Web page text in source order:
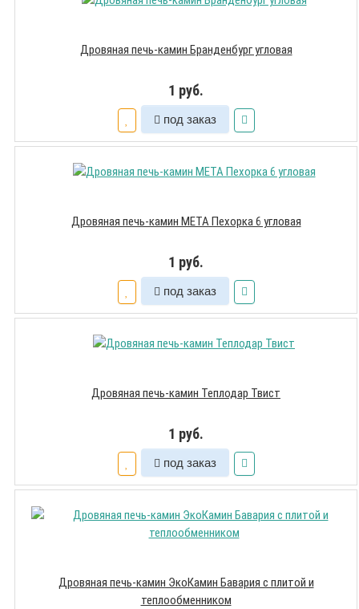
Дровяная печь-камин Бранденбург угловая
1 руб.
под заказ
Дровяная печь-камин МЕТА Пехорка 6 угловая
1 руб.
под заказ
Дровяная печь-камин Теплодар Твист
1 руб.
под заказ
Дровяная печь-камин ЭкоКамин Бавария с плитой и
теплообменником